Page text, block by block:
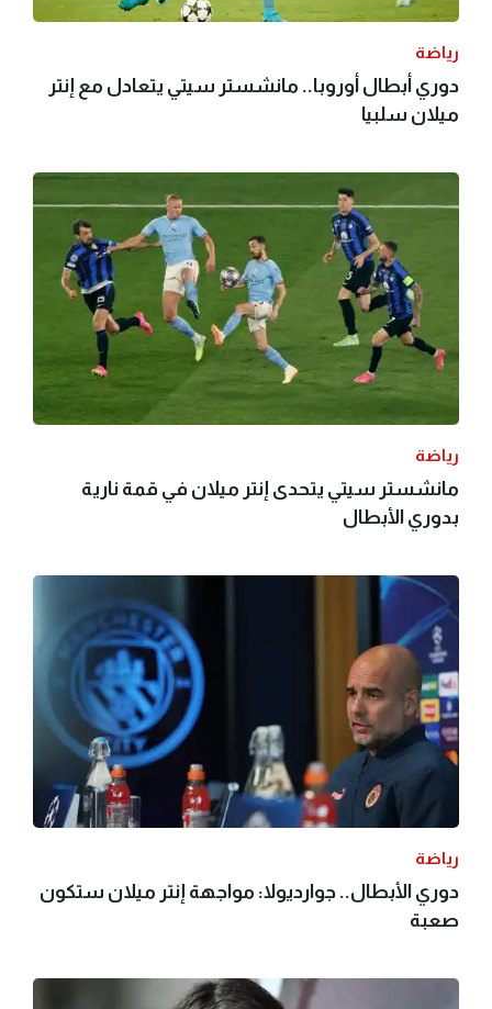
رياضة
دوري أبطال أوروبا.. مانشستر سيتي يتعادل مع إنتر
ميلان سلبيا
رياضة
مانشستر سيتي يتحدى إنتر ميلان في قمة نارية
بدوري الأبطال
رياضة
دوري الأبطال.. جوارديولا: مواجهة إنتر ميلان ستكون
صعبة